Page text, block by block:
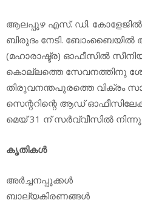
ആലപ്പുഴ എസ്. ഡി. കോളേജില്‍
ബിരുദം നേടി. ബോംബൈയില്‍
(മഹാരാഷ്ട്ര) ഓഫീസില്‍
കൊല്ലത്തെ സേവനത്തിനു
തിരുവനന്തപുരത്തെ വിക്രം
സെന്ററിന്റെ ആഡ് ഓഫീസിലേക്ക്
മെയ് 31 ന് സര്‍വ്വീസില്‍
കൃതികള്‍
അര്‍ച്ചനപ്പൂക്കള്‍
ബാല്യകിരണങ്ങള്‍